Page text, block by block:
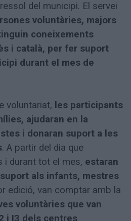
del municipi. El servei
voluntàries, majors
coneixements
i català, per fer suport
durant el mes de
voluntariat, les participants
ajudaran en la
i donaran suport a les
. A partir del dia que
i durant tot el mes, estaran
als infants, mestres
edició, van comptar amb la
voluntàries que van
i I3 dels centres